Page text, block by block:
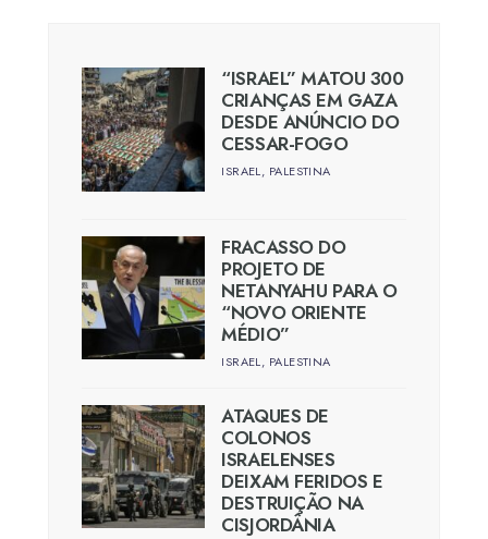
“ISRAEL” MATOU 300
CRIANÇAS EM GAZA
DESDE ANÚNCIO DO
CESSAR-FOGO
ISRAEL, PALESTINA
FRACASSO DO
PROJETO DE
NETANYAHU PARA O
“NOVO ORIENTE
MÉDIO”
ISRAEL, PALESTINA
ATAQUES DE
COLONOS
ISRAELENSES
DEIXAM FERIDOS E
DESTRUIÇÃO NA
CISJORDÂNIA